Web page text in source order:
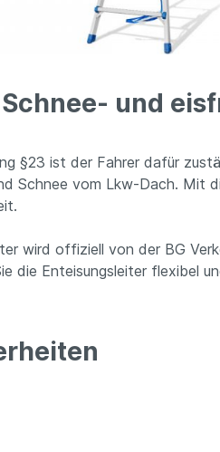
Schnee- und
§23 ist der Fahrer dafür
Schnee vom Lkw-Dach. Mit
wird offiziell von der BG
die Enteisungsleiter flexibel